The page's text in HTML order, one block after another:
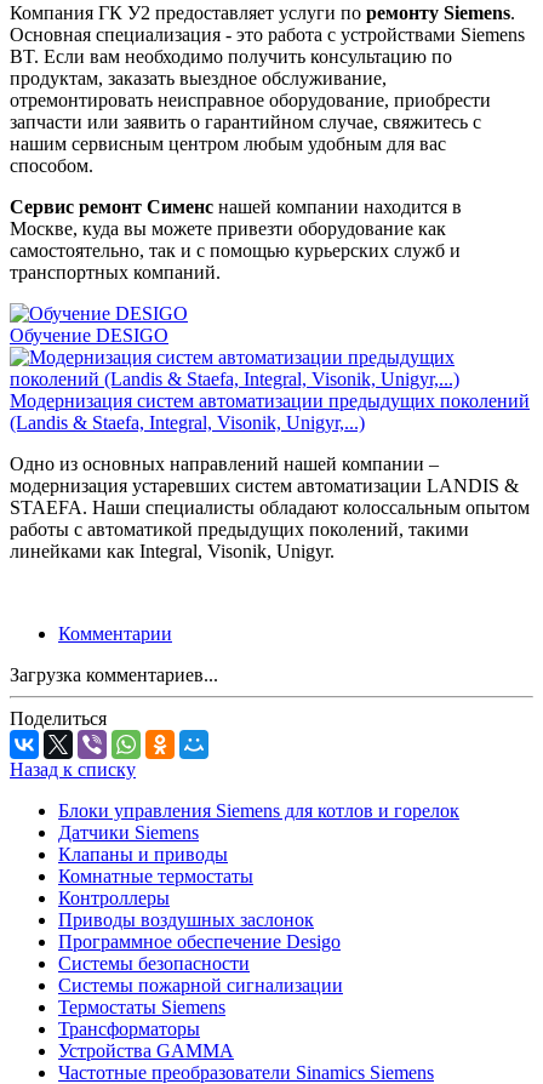
Компания ГК У2 предоставляет услуги по ремонту Siemens.
Основная специализация - это работа с устройствами Siemens
BT. Если вам необходимо получить консультацию по
продуктам, заказать выездное обслуживание,
отремонтировать неисправное оборудование, приобрести
запчасти или заявить о гарантийном случае, свяжитесь с
нашим сервисным центром любым удобным для вас
способом.
Сервис ремонт Сименс нашей компании находится в
Москве, куда вы можете привезти оборудование как
самостоятельно, так и с помощью курьерских служб и
транспортных компаний.
Обучение DESIGO
Модернизация систем автоматизации предыдущих поколений
(Landis & Staefa, Integral, Visonik, Unigyr,...)
Одно из основных направлений нашей компании –
модернизация устаревших систем автоматизации LANDIS &
STAEFA. Наши специалисты обладают колоссальным опытом
работы с автоматикой предыдущих поколений, такими
линейками как Integral, Visonik, Unigyr.
Комментарии
Загрузка комментариев...
Поделиться
Назад к списку
Блоки управления Siemens для котлов и горелок
Датчики Siemens
Клапаны и приводы
Комнатные термостаты
Контроллеры
Приводы воздушных заслонок
Программное обеспечение Desigo
Системы безопасности
Системы пожарной сигнализации
Термостаты Siemens
Трансформаторы
Устройства GAMMA
Частотные преобразователи Sinamics Siemens